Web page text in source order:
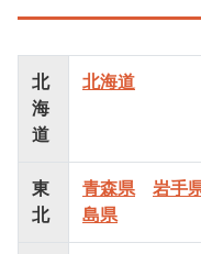
北
海
道
北海道
東
北
青森県 岩手
島県